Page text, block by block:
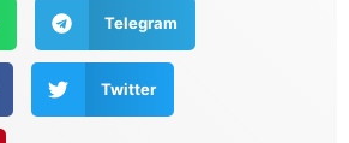
Telegram
Twitter